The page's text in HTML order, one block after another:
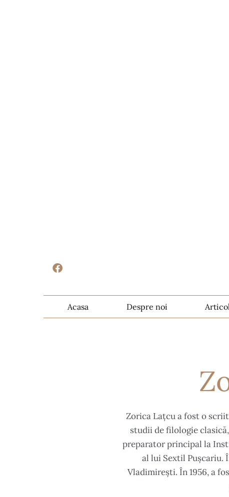
Acasa Despre noi
Zorica Lațcu a fost o
studii de filologie
preparator principal la
al lui Sextil Pușcariu.
Vladimirești. În 1956, a